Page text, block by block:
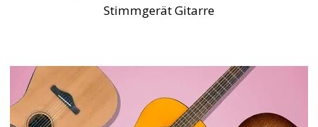
Stimmgerät Gitarre